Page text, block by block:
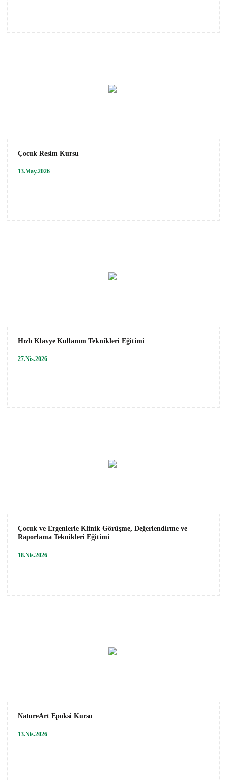
Çocuk Resim Kursu
13.May.2026
Hızlı Klavye Kullanım Teknikleri Eğitimi
27.Nis.2026
Çocuk ve Ergenlerle Klinik Görüşme, Değerlendirme ve
Raporlama Teknikleri Eğitimi
18.Nis.2026
NatureArt Epoksi Kursu
13.Nis.2026